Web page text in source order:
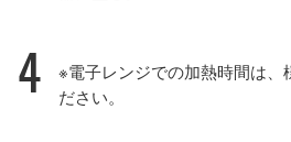
4
※電子レンジでの加熱時間は、
ださい。